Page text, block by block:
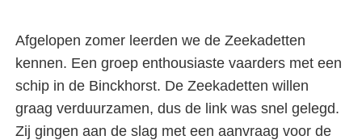
Afgelopen zomer leerden we de Zeekadetten
kennen. Een groep enthousiaste vaarders met een
schip in de Binckhorst. De Zeekadetten willen
graag verduurzamen, dus de link was snel gelegd.
Zij gingen aan de slag met een aanvraag voor de